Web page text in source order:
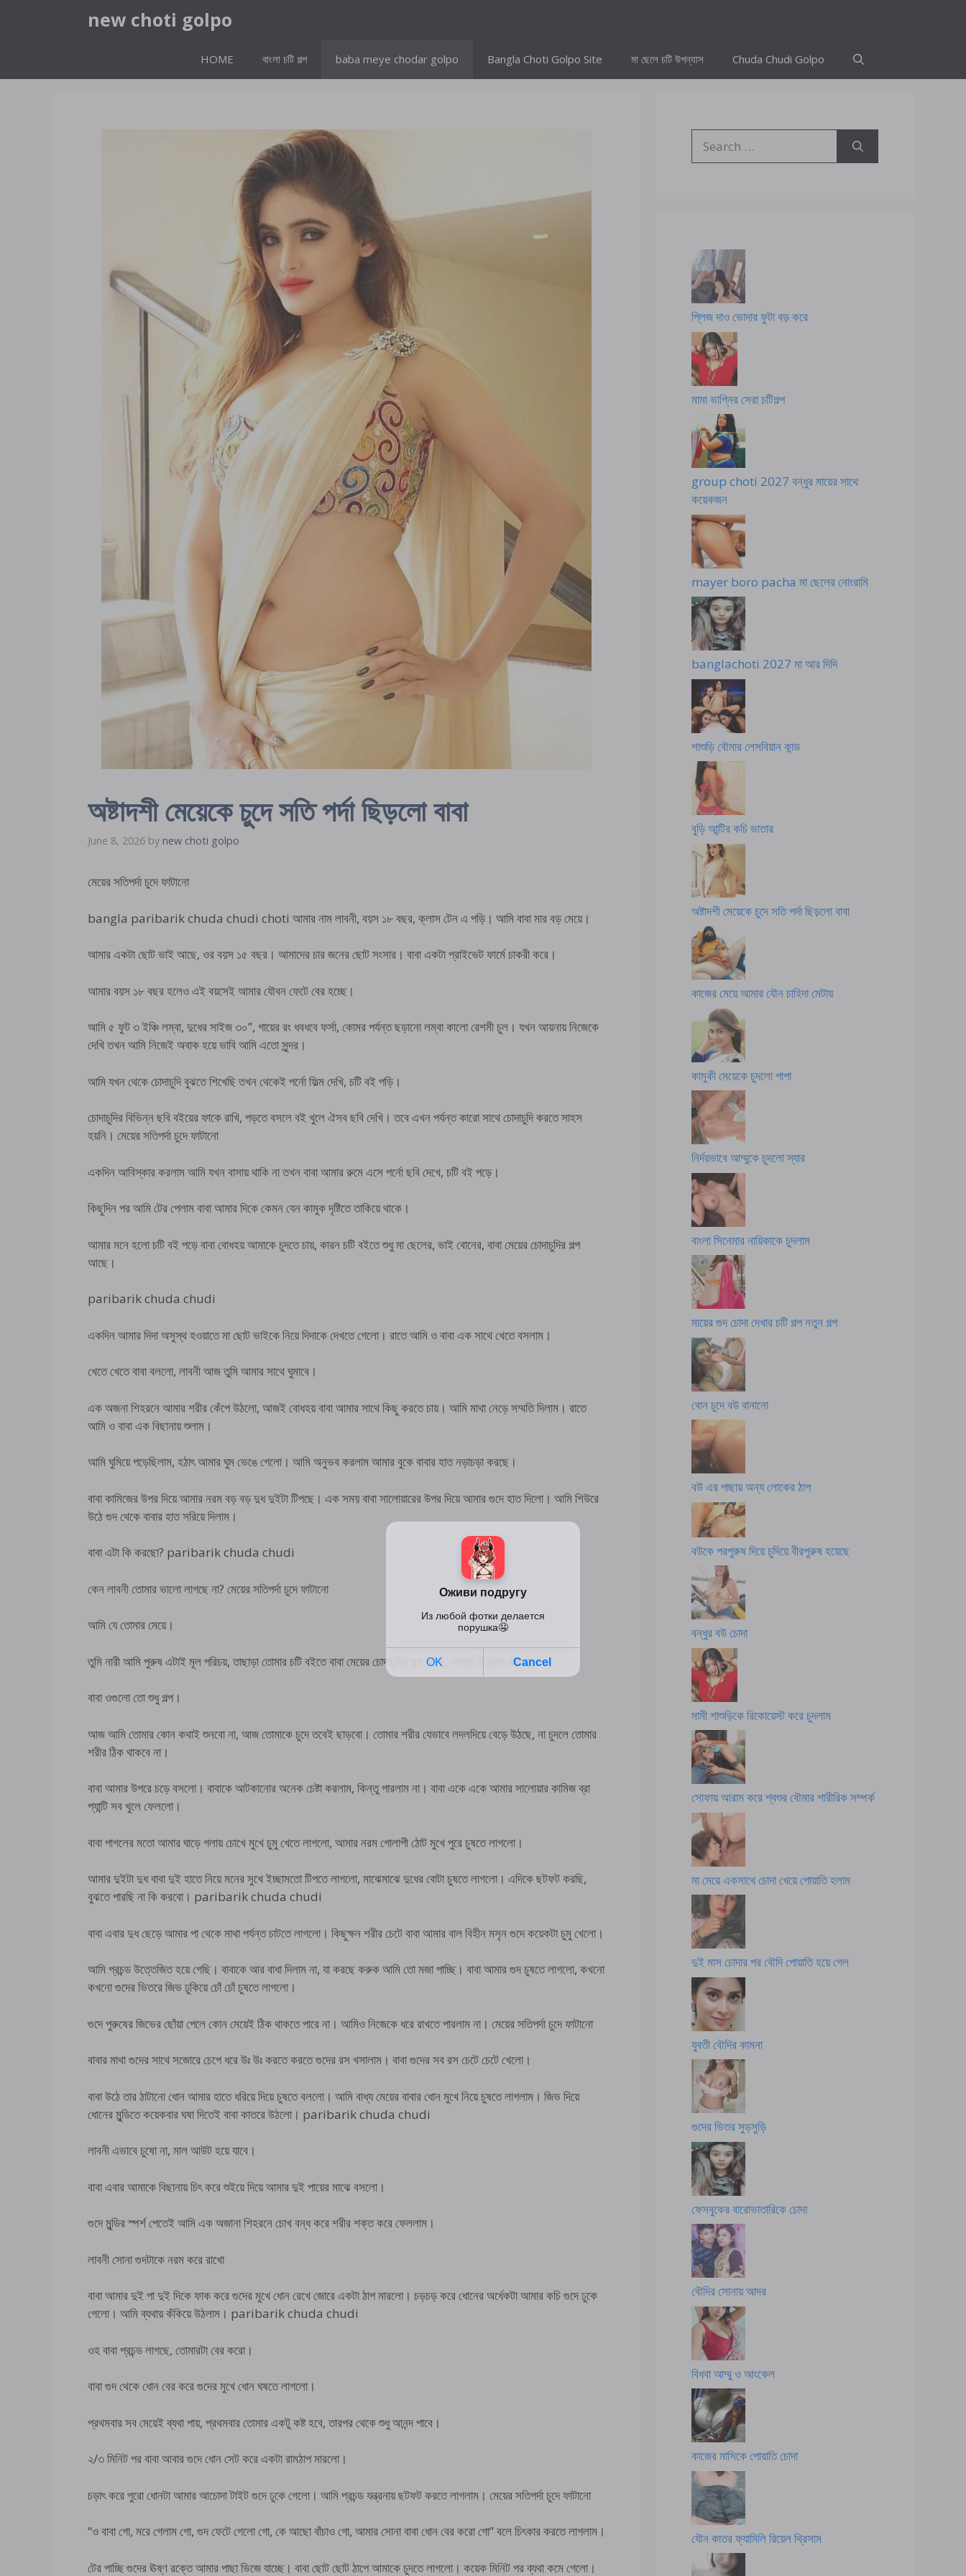
new choti golpo
HOME বাংলা চটি গল্প baba meye chodar golpo Bangla Choti Golpo Site মা ছেলে চটি উপন্যাস Chuda Chudi Golpo
অষ্টাদশী মেয়েকে চুদে সতি পর্দা ছিড়লো বাবা
June 8, 2026 by new choti golpo
মেয়ের সতিপর্দা চুদে ফাটানো
bangla paribarik chuda chudi choti আমার নাম লাবনী, বয়স ১৮ বছর, ক্লাস টেন এ পড়ি। আমি বাবা মার বড় মেয়ে।
আমার একটা ছোট ভাই আছে, ওর বয়স ১৫ বছর। আমাদের চার জনের ছোট সংসার। বাবা একটা প্রাইভেট ফার্মে চাকরী করে।
আমার বয়স ১৮ বছর হলেও এই বয়সেই আমার যৌবন ফেটে বের হচ্ছে।
আমি ৫ ফুট ৩ ইঞ্চি লম্বা, দুধের সাইজ ৩০”, গায়ের রং ধবধবে ফর্সা, কোমর পর্যন্ত ছড়ানো লম্বা কালো রেশমী চুল। যখন আয়নায় নিজেকে
দেখি তখন আমি নিজেই অবাক হয়ে ভাবি আমি এতো সুন্দর।
আমি যখন থেকে চোদাচুদি বুঝতে শিখেছি তখন থেকেই পর্নো ফিল্ম দেখি, চটি বই পড়ি।
চোদাচুদির বিভিন্ন ছবি বইয়ের ফাকে রাখি, পড়তে বসলে বই খুলে ঐসব ছবি দেখি। তবে এখন পর্যন্ত কারো সাথে চোদাচুদি করতে সাহস
হয়নি। মেয়ের সতিপর্দা চুদে ফাটানো
একদিন আবিস্কার করলাম আমি যখন বাসায় থাকি না তখন বাবা আমার রুমে এসে পর্নো ছবি দেখে, চটি বই পড়ে।
কিছুদিন পর আমি টের পেলাম বাবা আমার দিকে কেমন যেন কামুক দৃষ্টিতে তাকিয়ে থাকে।
আমার মনে হলো চটি বই পড়ে বাবা বোধহয় আমাকে চুদতে চায়, কারন চটি বইতে শুধু মা ছেলের, ভাই বোনের, বাবা মেয়ের চোদাচুদির গল্প
আছে।
paribarik chuda chudi
একদিন আমার দিদা অসুস্থ হওয়াতে মা ছোট ভাইকে নিয়ে দিদাকে দেখতে গেলো। রাতে আমি ও বাবা এক সাথে খেতে বসলাম।
খেতে খেতে বাবা বললো, লাবনী আজ তুমি আমার সাথে ঘুমাবে।
এক অজনা শিহরনে আমার শরীর কেঁপে উঠলো, আজই বোধহয় বাবা আমার সাথে কিছু করতে চায়। আমি মাথা নেড়ে সম্মতি দিলাম। রাতে
আমি ও বাবা এক বিছানায় শুলাম।
আমি ঘুমিয়ে পড়েছিলাম, হঠাৎ আমার ঘুম ভেঙে গেলো। আমি অনুভব করলাম আমার বুকে বাবার হাত নড়াচড়া করছে।
বাবা কামিজের উপর দিয়ে আমার নরম বড় বড় দুধ দুইটা টিপছে। এক সময় বাবা সালোয়ারের উপর দিয়ে আমার গুদে হাত দিলো। আমি শিউরে
উঠে গুদ থেকে বাবার হাত সরিয়ে দিলাম।
বাবা এটা কি করছো? paribarik chuda chudi
কেন লাবনী তোমার ভালো লাগছে না? মেয়ের সতিপর্দা চুদে ফাটানো
আমি যে তোমার মেয়ে।
তুমি নারী আমি পুরুষ এটাই মূল পরিচয়, তাছাড়া তোমার চটি বইতে বাবা মেয়ের চোদাচুদির গল্প আছে, আমরা ঐ রকম করবো।
বাবা ওগুলো তো শুধু গল্প।
আজ আমি তোমার কোন কথাই শুনবো না, আজ তোমাকে চুদে তবেই ছাড়বো। তোমার শরীর যেভাবে লদলদিয়ে বেড়ে উঠছে, না চুদলে তোমার
শরীর ঠিক থাকবে না।
বাবা আমার উপরে চড়ে বসলো। বাবাকে আটকানোর অনেক চেষ্টা করলাম, কিন্তু পারলাম না। বাবা একে একে আমার সালোয়ার কামিজ ব্রা
প্যান্টি সব খুলে ফেললো।
বাবা পাগলের মতো আমার ঘাড়ে গলায় চোখে মুখে চুমু খেতে লাগলো, আমার নরম গোলাপী ঠোট মুখে পুরে চুষতে লাগলো।
আমার দুইটা দুধ বাবা দুই হাতে নিয়ে মনের সুখে ইচ্ছামতো টিপতে লাগলো, মাঝেমাঝে দুধের বোটা চুষতে লাগলো। এদিকে ছটফট করছি,
বুঝতে পারছি না কি করবো। paribarik chuda chudi
বাবা এবার দুধ ছেড়ে আমার পা থেকে মাথা পর্যন্ত চাটতে লাগলো। কিছুক্ষন শরীর চেটে বাবা আমার বাল বিহীন মসৃন গুদে কয়েকটা চুমু খেলো।
আমি প্রচন্ড উত্তেজিত হয়ে গেছি। বাবাকে আর বাধা দিলাম না, যা করছে করুক আমি তো মজা পাচ্ছি। বাবা আমার গুদ চুষতে লাগলো, কখনো
কখনো গুদের ভিতরে জিভ ঢুকিয়ে চোঁ চোঁ চুষতে লাগলো।
গুদে পুরুষের জিভের ছোঁয়া পেলে কোন মেয়েই ঠিক থাকতে পারে না। আমিও নিজেকে ধরে রাখতে পারলাম না। মেয়ের সতিপর্দা চুদে ফাটানো
বাবার মাথা গুদের সাথে সজোরে চেপে ধরে উঃ উঃ করতে করতে গুদের রস খসালাম। বাবা গুদের সব রস চেটে চেটে খেলো।
বাবা উঠে তার ঠাটানো ধোন আমার হাতে ধরিয়ে দিয়ে চুষতে বললো। আমি বাধ্য মেয়ের বাবার ধোন মুখে নিয়ে চুষতে লাগলাম। জিভ দিয়ে
ধোনের মুন্ডিতে কয়েকবার ঘষা দিতেই বাবা কাতরে উঠলো। paribarik chuda chudi
লাবনী এভাবে চুষো না, মাল আউট হয়ে যাবে।
বাবা এবার আমাকে বিছানায় চিৎ করে শুইয়ে দিয়ে আমার দুই পায়ের মাঝে বসলো।
গুদে মুন্ডির স্পর্শ পেতেই আমি এক অজানা শিহরনে চোখ বন্ধ করে শরীর শক্ত করে ফেললাম।
লাবনী সোনা গুদটাকে নরম করে রাখো
বাবা আমার দুই পা দুই দিকে ফাক করে গুদের মুখে ধোন রেখে জোরে একটা ঠাপ মারলো। চড়চড় করে ধোনের অর্ধেকটা আমার কচি গুদে ঢুকে
গেলো। আমি ব্যথায় কঁকিয়ে উঠলাম। paribarik chuda chudi
ওহ বাবা প্রচন্ড লাগছে, তোমারটা বের করো।
বাবা গুদ থেকে ধোন বের করে গুদের মুখে ধোন ঘষতে লাগলো।
প্রথমবার সব মেয়েই ব্যথা পায়, প্রথমবার তোমার একটু কষ্ট হবে, তারপর থেকে শুধু আনন্দ পাবে।
২/৩ মিনিট পর বাবা আবার গুদে ধোন সেট করে একটা রামঠাপ মারলো।
চড়াৎ করে পুরো ধোনটা আমার আচোদা টাইট গুদে ঢুকে গেলো। আমি প্রচন্ড যন্ত্রনায় ছটফট করতে লাগলাম। মেয়ের সতিপর্দা চুদে ফাটানো
“ও বাবা গো, মরে গেলাম গো, গুদ ফেটে গেলো গো, কে আছো বাঁচাও গো, আমার সোনা বাবা ধোন বের করো গো” বলে চিৎকার করতে লাগলাম।
টের পাচ্ছি গুদের ঊষ্ণ রক্তে আমার পাছা ভিজে যাচ্ছে। বাবা ছোট ছোট ঠাপে আমাকে চুদতে লাগলো। কয়েক মিনিট পর ব্যথা কমে গেলো।
for:
প্লিজ দাও ভোদার ফুটা বড় করে
মামা ভাগ্নির সেরা চটিগল্প
group choti 2027 বন্ধুর মায়ের সাথে
কয়েকজন
mayer boro pacha মা ছেলের নোংরামি
banglachoti 2027 মা আর দিদি
শাশুড়ি বৌমার লেসবিয়ান কান্ড
বুড়ি আন্টির কচি ভাতার
অষ্টাদশী মেয়েকে চুদে সতি পর্দা ছিড়লো বাবা
কাজের মেয়ে আমার যৌন চাহিদা মেটায়
কামুকী মেয়েকে চুদলো পাপা
নির্দয়ভাবে আম্মুকে চুদলো স্যার
বাংলা সিনেমার নায়িকাকে চুদলাম
মায়ের গুদ চোদা দেখার চটি গল্প নতুন গল্প
বোন চুদে বউ বানানো
বউ এর পাছায় অন্য লোকের ঠাপ
বউকে পরপুরুষ দিয়ে চুদিয়ে বীরপুরুষ হয়েছে
বন্ধুর বউ চোদা
মামী শাশুড়িকে রিকোয়েস্ট করে চুদলাম
সোফায় আরাম করে শ্বশুর বৌমার শারীরিক সম্পর্ক
মা মেয়ে একসাথে চোদা খেয়ে পোয়াতি হলাম
দুই মাস চোদার পর বৌদি পোয়াতি হয়ে গেল
যুবতী বৌদির কামনা
গুদের ভিতর সুড়সুড়ি
ফেসবুকের বারোভাতারিকে চোদা
বৌদির সোনায় আদর
বিধবা আম্মু ও আংকেল
কাজের মাসিকে পোয়াতি চোদা
যৌন কাতর ফ্যামিলি রিয়েল থ্রিসাম